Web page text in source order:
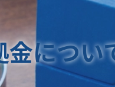
金につい